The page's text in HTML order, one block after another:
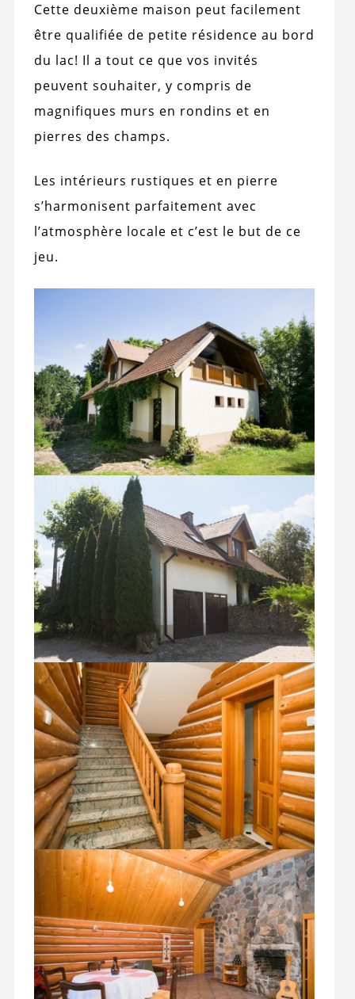
Cette deuxième maison peut facilement
être qualifiée de petite résidence au bord
du lac! Il a tout ce que vos invités
peuvent souhaiter, y compris de
magnifiques murs en rondins et en
pierres des champs.
Les intérieurs rustiques et en pierre
s’harmonisent parfaitement avec
l’atmosphère locale et c’est le but de ce
jeu.